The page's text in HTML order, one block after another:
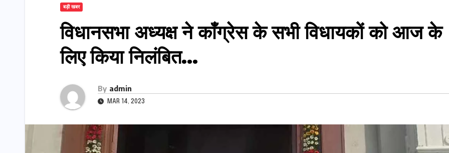
बड़ी खबर
विधानसभा अध्यक्ष ने काँग्रेस के सभी विधायकों को आज के
लिए किया निलंबित…
By admin
MAR 14, 2023